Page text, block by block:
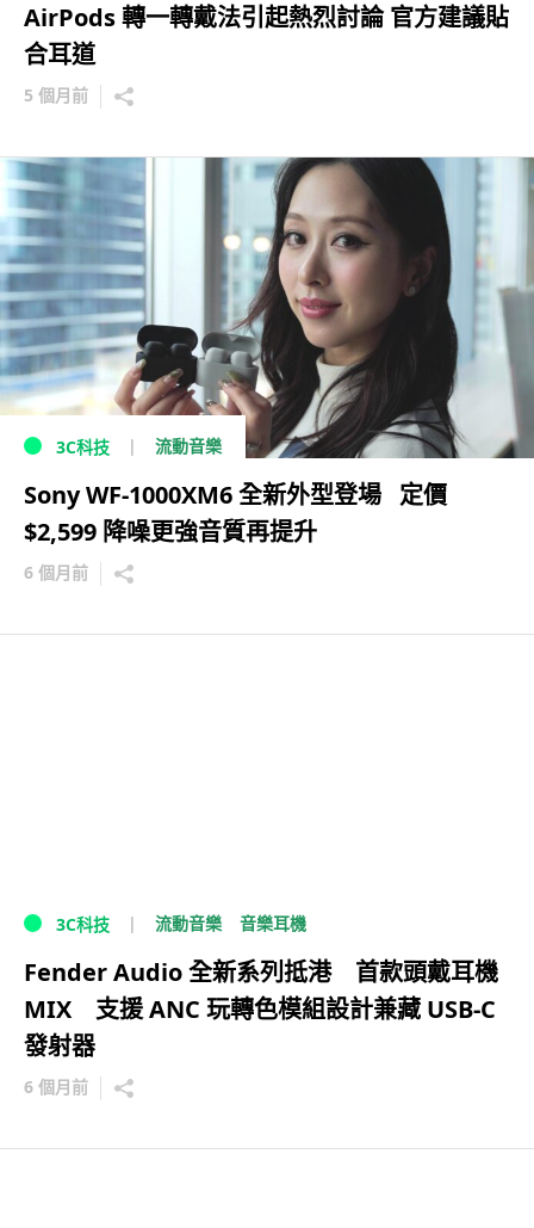
AirPods 轉一轉戴法引起熱烈討論 官方建議貼
合耳道
5 個月前
3C科技 流動音樂
Sony WF-1000XM6 全新外型登場 定價
$2,599 降噪更強音質再提升
6 個月前
3C科技 流動音樂 音樂耳機
Fender Audio 全新系列抵港 首款頭戴耳機
MIX 支援 ANC 玩轉色模組設計兼藏 USB-C
發射器
6 個月前